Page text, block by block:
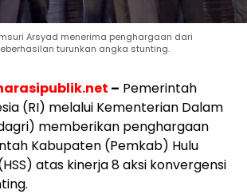
Arsyad menerima penghargaan dari
turunkan angka stunting.
– Pemerintah
(RI) melalui Kementerian Dalam
memberikan penghargaan
Kabupaten (Pemkab) Hulu
atas kinerja 8 aksi konvergensi